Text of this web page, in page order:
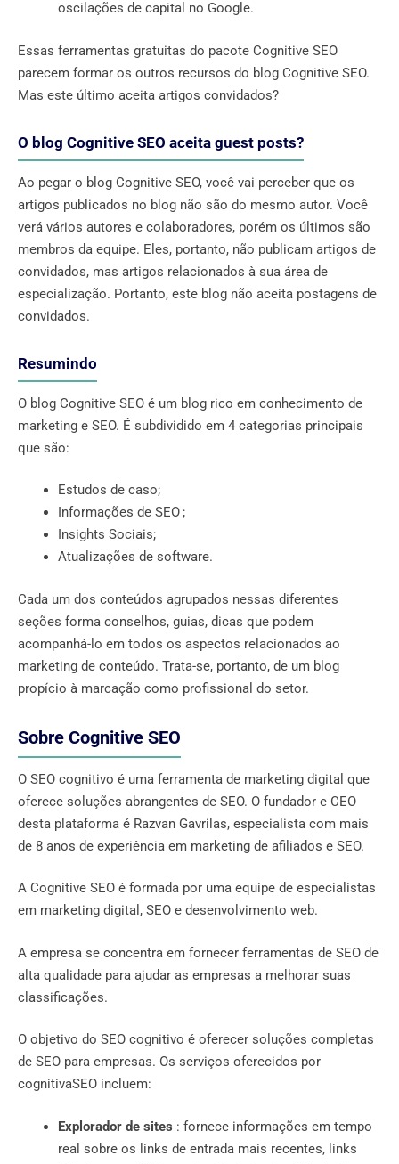
oscilações de capital no Google.
Essas ferramentas gratuitas do pacote Cognitive SEO
parecem formar os outros recursos do blog Cognitive SEO.
Mas este último aceita artigos convidados?
O blog Cognitive SEO aceita guest posts?
Ao pegar o blog Cognitive SEO, você vai perceber que os
artigos publicados no blog não são do mesmo autor. Você
verá vários autores e colaboradores, porém os últimos são
membros da equipe. Eles, portanto, não publicam artigos de
convidados, mas artigos relacionados à sua área de
especialização. Portanto, este blog não aceita postagens de
convidados.
Resumindo
O blog Cognitive SEO é um blog rico em conhecimento de
marketing e SEO. É subdividido em 4 categorias principais
que são:
Estudos de caso;
Informações de SEO ;
Insights Sociais;
Atualizações de software.
Cada um dos conteúdos agrupados nessas diferentes
seções forma conselhos, guias, dicas que podem
acompanhá-lo em todos os aspectos relacionados ao
marketing de conteúdo. Trata-se, portanto, de um blog
propício à marcação como profissional do setor.
Sobre Cognitive SEO
O SEO cognitivo é uma ferramenta de marketing digital que
oferece soluções abrangentes de SEO. O fundador e CEO
desta plataforma é Razvan Gavrilas, especialista com mais
de 8 anos de experiência em marketing de afiliados e SEO.
A Cognitive SEO é formada por uma equipe de especialistas
em marketing digital, SEO e desenvolvimento web.
A empresa se concentra em fornecer ferramentas de SEO de
alta qualidade para ajudar as empresas a melhorar suas
classificações.
O objetivo do SEO cognitivo é oferecer soluções completas
de SEO para empresas. Os serviços oferecidos por
cognitivaSEO incluem:
Explorador de sites : fornece informações em tempo
real sobre os links de entrada mais recentes, links